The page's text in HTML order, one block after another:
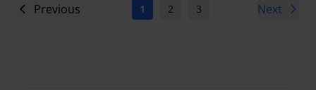
Previous 1 2 3 6
Next